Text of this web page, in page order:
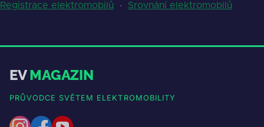
Registrace elektromobilů · Srovnání elektromobilů
EVMAGAZIN
PRŮVODCE SVĚTEM ELEKTROMOBILITY